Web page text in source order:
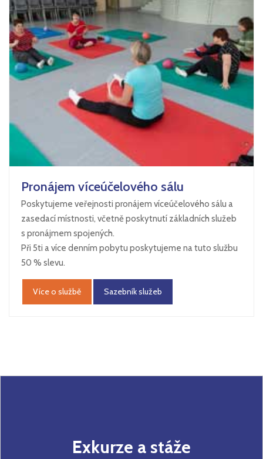
Pronájem víceúčelového sálu
Poskytujeme veřejnosti pronájem víceúčelového sálu a
zasedací místnosti, včetně poskytnutí základních služeb
s pronájmem spojených.
Při 5ti a více denním pobytu poskytujeme na tuto službu
50 % slevu.
Více o službě Sazebník služeb
Exkurze a stáže